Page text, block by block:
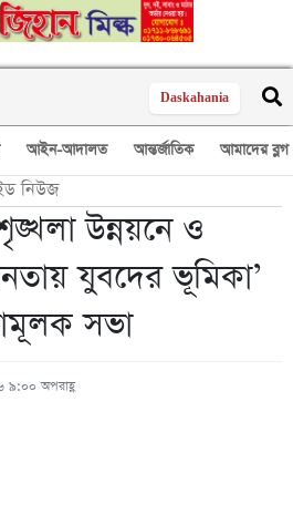
Daskahania
আইন-আদালত আন্তর্জাতিক আমাদের ব্লগ
নিউজ
উন্নয়নে ও
যুবদের ভূমিকা’
সভা
অপরাহ্ণ